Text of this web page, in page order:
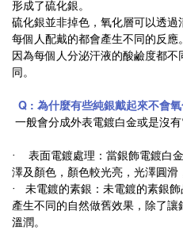
形成了硫化銀。
硫化銀並非掉色，氧化層可以透過
每個人配戴的都會產生不同的反應。
因為每個人分泌汗液的酸鹼度都
同。
Q : 為什麼有些純銀戴起來不會
一般會分成外表電鍍白金或是沒有
‧ 表面電鍍處理：當銀飾電鍍白
澤及顏色，顏色較光亮，光澤圓滑
‧ 未電鍍的素銀：未電鍍的素銀
產生不同的自然做舊效果，除了
溫潤。